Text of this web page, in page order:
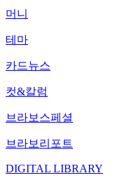
머니
테마
카드뉴스
컷&칼럼
브라보스페셜
브라보리포트
DIGITAL LIBRARY